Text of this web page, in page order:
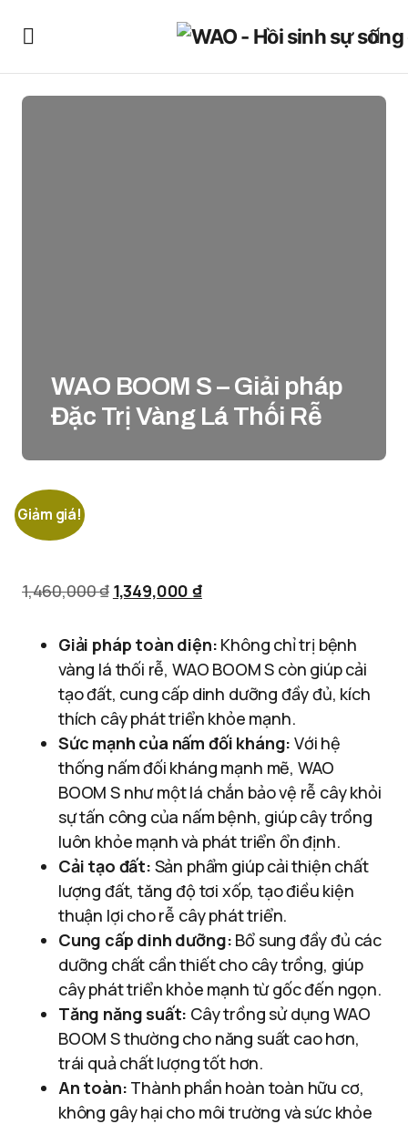
WAO BOOM S – Giải pháp
Đặc Trị Vàng Lá Thối Rễ
Giảm giá!
1,460,000₫ 1,349,000₫
Giải pháp toàn diện: Không chỉ trị bệnh
vàng lá thối rễ, WAO BOOM S còn giúp cải
tạo đất, cung cấp dinh dưỡng đầy đủ, kích
thích cây phát triển khỏe mạnh.
Sức mạnh của nấm đối kháng: Với hệ
thống nấm đối kháng mạnh mẽ, WAO
BOOM S như một lá chắn bảo vệ rễ cây khỏi
sự tấn công của nấm bệnh, giúp cây trồng
luôn khỏe mạnh và phát triển ổn định.
Cải tạo đất: Sản phẩm giúp cải thiện chất
lượng đất, tăng độ tơi xốp, tạo điều kiện
thuận lợi cho rễ cây phát triển.
Cung cấp dinh dưỡng: Bổ sung đầy đủ các
dưỡng chất cần thiết cho cây trồng, giúp
cây phát triển khỏe mạnh từ gốc đến ngọn.
Tăng năng suất: Cây trồng sử dụng WAO
BOOM S thường cho năng suất cao hơn,
trái quả chất lượng tốt hơn.
An toàn: Thành phần hoàn toàn hữu cơ,
không gây hại cho môi trường và sức khỏe